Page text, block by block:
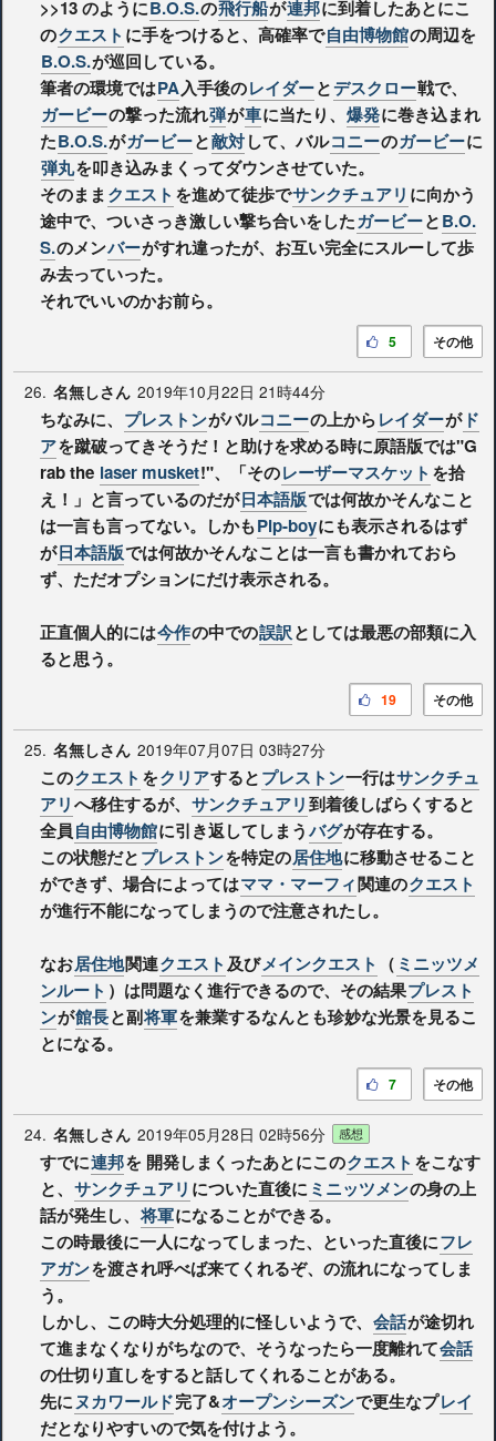
>>13のようにB.O.S.の飛行船が連邦に到着したあとにこ
のクエスト に手をつけると、高確率で自由博物館の周辺を
B.O.S.が巡回している。
筆者の環境ではPA入手後のレイダーとデスクロー戦で、
ガービーの撃った流れ弾が車に当たり、 爆発に巻き込まれ
たB.O.S.がガービーと敵対して、バルコニーのガービーに
弾丸を叩き込みまくってダウンさせていた。
そのままクエスト を進めて徒歩でサンクチュアリ に向かう
途中で、ついさっき激しい撃ち合いをしたガービーとB.O.
S.のメンバーがすれ違ったが、お互い完全にスルーして歩
み去っていった。
それでいいのかお前ら。
その他
5
26. 名無しさん 2019年10月22日 21時44分
ちなみに、 プレストンがバルコニーの上からレイダーが ド
アを蹴破ってきそうだ！と助けを求める時に原語版では"G
rab the laser musket!"、「そのレーザーマスケット を拾
え！」と言っているのだが日本語版では何故かそんなこと
は一言も言ってない。しかもPip-boyにも表示されるはず
が日本語版では何故かそんなことは一言も書かれておら
ず、ただオプションにだけ表示される。
正直個人的には今作の中での誤訳としては最悪の部類に入
ると思う。
その他
19
25. 名無しさん 2019年07月07日 03時27分
このクエスト をクリアするとプレストン一行はサンクチュ
アリへ移住するが、 サンクチュアリ到着後しばらくすると
全員自由博物館に引き返してしまうバグが存在する。
この状態だとプレストンを特定の居住地に移動させること
ができず、場合によってはママ・マーフィ関連のクエスト
が進行不能になってしまうので注意されたし。
なお居住地関連クエスト及びメインクエスト （ ミニッツメ
ンルート ）は問題なく進行できるので、その結果プレスト
ンが館長と副将軍を兼業するなんとも珍妙な光景を見るこ
とになる。
その他
7
24. 名無しさん 2019年05月28日 02時56分 感想
すでに連邦を 開発しまくったあとにこのクエスト をこなす
と、 サンクチュアリ についた直後にミニッツメンの身の上
話が発生し、 将軍になることができる。
この時最後に一人になってしまった、といった直後にフレ
アガンを渡され呼べば来てくれるぞ、の流れになってしま
う。
しかし、この時大分処理的に怪しいようで、 会話が途切れ
て進まなくなりがちなので、そうなったら一度離れて会話
の仕切り直しをすると話してくれることがある。
先にヌカワールド完了&オープンシーズンで更生なプレイ
だとなりやすいので気を付けよう。